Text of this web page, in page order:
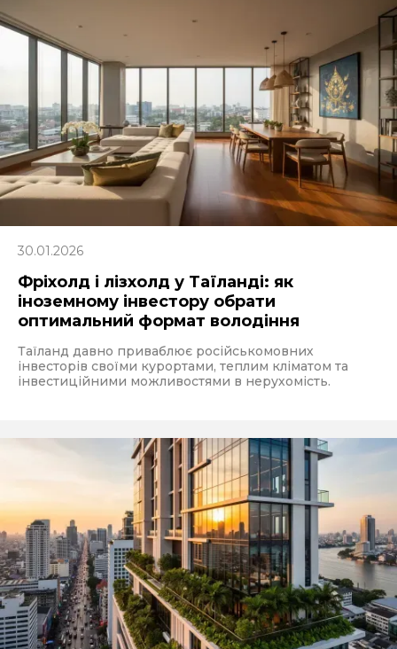
30.01.2026
Фріхолд і лізхолд у Таїланді: як
іноземному інвестору обрати
оптимальний формат володіння
Таїланд давно приваблює російськомовних
інвесторів своїми курортами, теплим кліматом та
інвестиційними можливостями в нерухомість.